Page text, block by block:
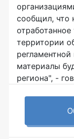
сообщил, что
отработанное
территории
материалы
региона", -